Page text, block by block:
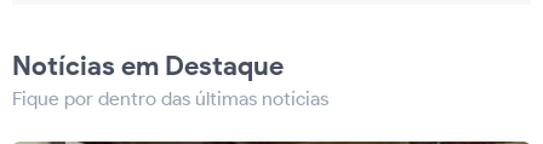
Notícias em Destaque
Fique por dentro das últimas notícias